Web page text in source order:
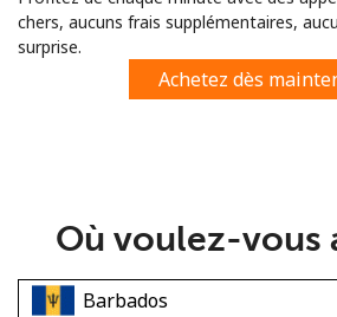
ou
chers, aucuns frais supplémentaires,
surprise.
Achetez dès
Où voulez-vous